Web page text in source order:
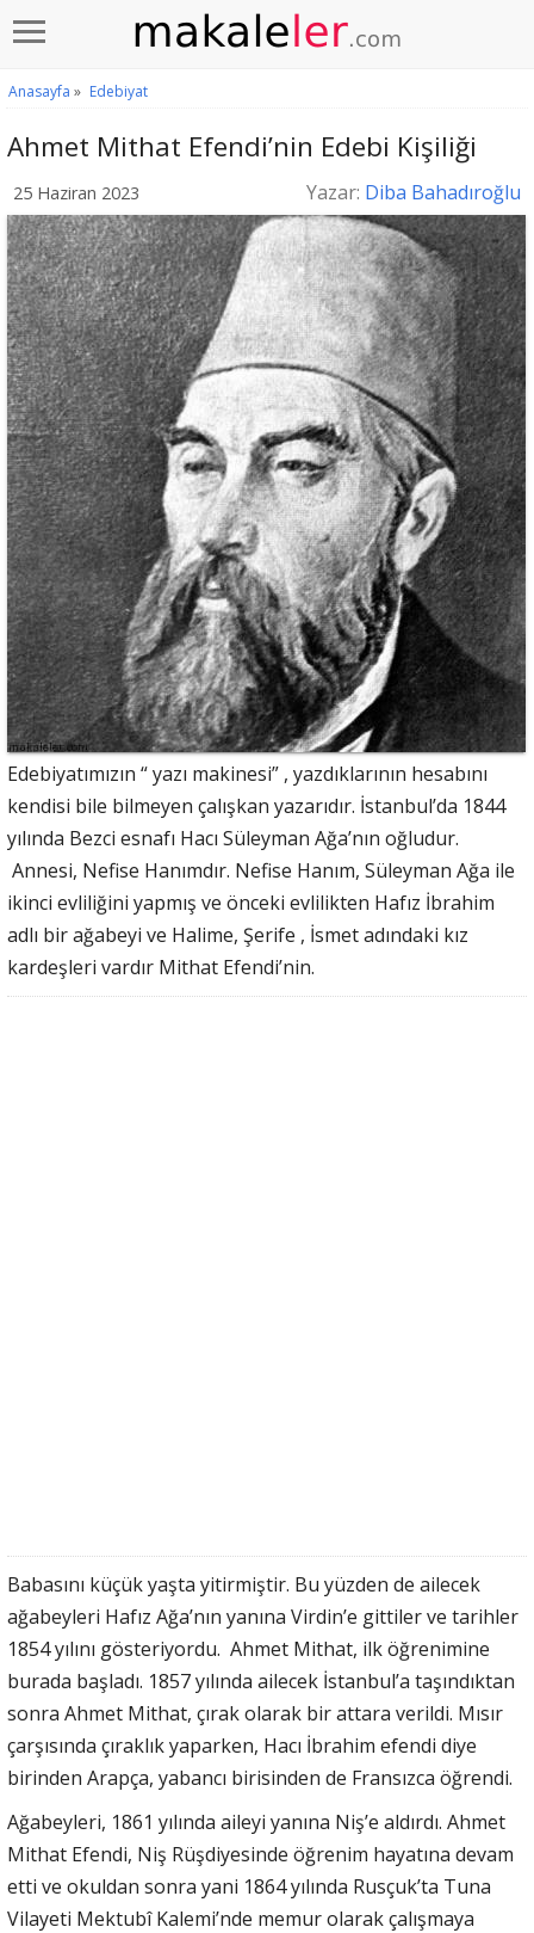
Anasayfa » Edebiyat
Ahmet Mithat Efendi’nin Edebi Kişiliği
25 Haziran 2023 Yazar: Diba Bahadıroğlu
Edebiyatımızın “ yazı makinesi” , yazdıklarının hesabını
kendisi bile bilmeyen çalışkan yazarıdır. İstanbul’da 1844
yılında Bezci esnafı Hacı Süleyman Ağa’nın oğludur.
Annesi, Nefise Hanımdır. Nefise Hanım, Süleyman Ağa ile
ikinci evliliğini yapmış ve önceki evlilikten Hafız İbrahim
adlı bir ağabeyi ve Halime, Şerife , İsmet adındaki kız
kardeşleri vardır Mithat Efendi’nin.
Babasını küçük yaşta yitirmiştir. Bu yüzden de ailecek
ağabeyleri Hafız Ağa’nın yanına Virdin’e gittiler ve tarihler
1854 yılını gösteriyordu. Ahmet Mithat, ilk öğrenimine
burada başladı. 1857 yılında ailecek İstanbul’a taşındıktan
sonra Ahmet Mithat, çırak olarak bir attara verildi. Mısır
çarşısında çıraklık yaparken, Hacı İbrahim efendi diye
birinden Arapça, yabancı birisinden de Fransızca öğrendi.
Ağabeyleri, 1861 yılında aileyi yanına Niş’e aldırdı. Ahmet
Mithat Efendi, Niş Rüşdiyesinde öğrenim hayatına devam
etti ve okuldan sonra yani 1864 yılında Rusçuk’ta Tuna
Vilayeti Mektubî Kalemi’nde memur olarak çalışmaya